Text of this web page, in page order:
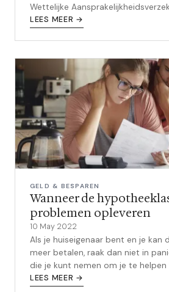
Wettelijke
Motorvoertuigen, ofwel WA
LEES MEER →
GELD & BESPAREN
Wanneer de
problemen opleveren
10 May 2022
Als je huiseigenaar bent en je kan
meer betalen, raak dan niet in
die je kunt nemen om je te
LEES MEER →